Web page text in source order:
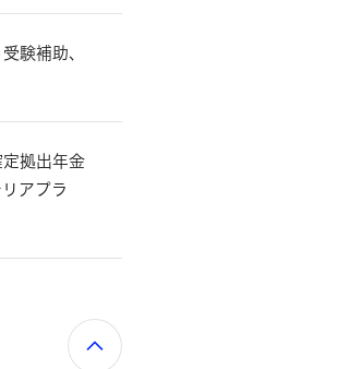
験補助、
拠出年金
アプラ